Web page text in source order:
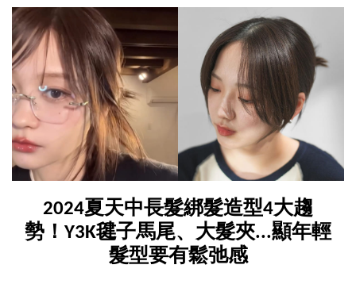
2024夏天中長髮綁髮造型4大趨
勢！Y3K毽子馬尾、大髮夾...顯年輕
髮型要有鬆弛感